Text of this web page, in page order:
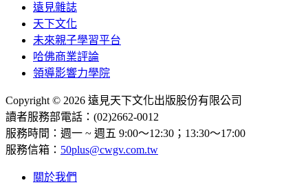
遠見雜誌
天下文化
未來親子學習平台
哈佛商業評論
領導影響力學院
Copyright © 2026 遠見天下文化出版股份有限公司
讀者服務部電話：(02)2662-0012
服務時間：週一 ~ 週五 9:00～12:30；13:30～17:00
服務信箱： 50plus@cwgv.com.tw
關於我們